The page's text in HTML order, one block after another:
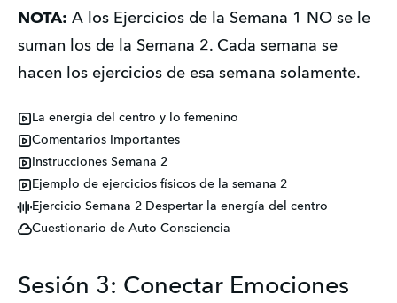
NOTA: A los Ejercicios de la Semana 1 NO se le
suman los de la Semana 2. Cada semana se
hacen los ejercicios de esa semana solamente.
La energía del centro y lo femenino
Comentarios Importantes
Instrucciones Semana 2
Ejemplo de ejercicios físicos de la semana 2
Ejercicio Semana 2 Despertar la energía del centro
Cuestionario de Auto Consciencia
Sesión 3: Conectar Emociones